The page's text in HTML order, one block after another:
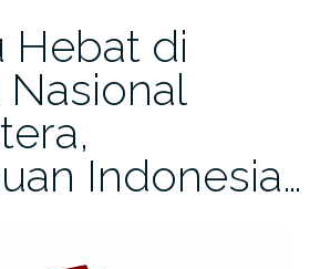
Hebat di
Nasional
Indonesia…